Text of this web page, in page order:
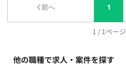
前へ 1
1 / 1ページ
他の職種で求人・案件を探す